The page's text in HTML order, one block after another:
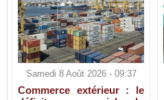
Samedi 8 Août 2026 - 09:37
Commerce extérieur : le